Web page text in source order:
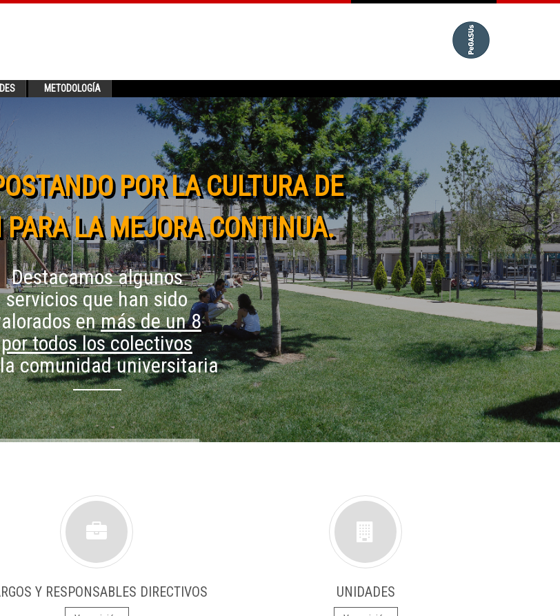
METODOLOGÍA
POR LA CULTURA DE
PARA LA MEJORA CONTINUA.
Destacamos algunos
servicios que han sido
enmás de un 8
por todos los colectivos
comunidad universitaria
Y RESPONSABLES DIRECTIVOS UNIDADES